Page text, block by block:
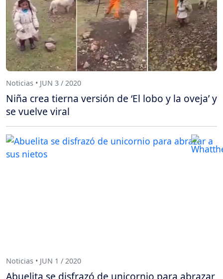
Noticias • JUN 3 / 2020
Niña crea tierna versión de ‘El lobo y la oveja’ y
se vuelve viral
Noticias • JUN 1 / 2020
Abuelita se disfrazó de unicornio para abrazar